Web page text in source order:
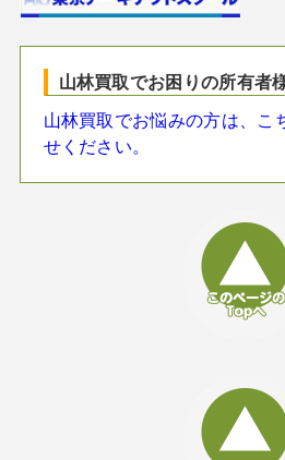
山林買取でお困りの所有者
山林買取でお悩みの方は、こ
せください。